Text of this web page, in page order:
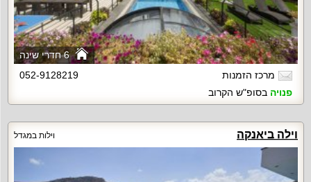
6 חדרי שינה
מרכז הזמנות
052-9128219
פנויה בסופ"ש הקרוב
וילה ביאנקה וילות במגדל